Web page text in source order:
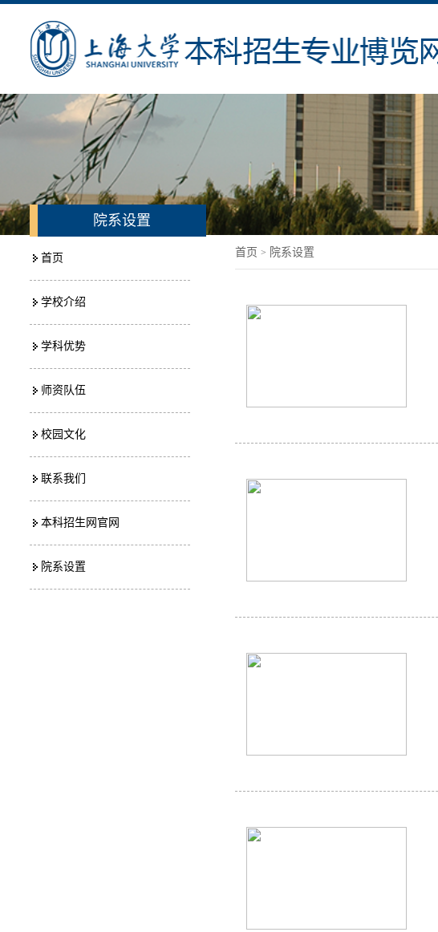
院系设置
首页
学校介绍
学科优势
师资队伍
校园文化
联系我们
本科招生网官网
院系设置
首页 > 院系设置